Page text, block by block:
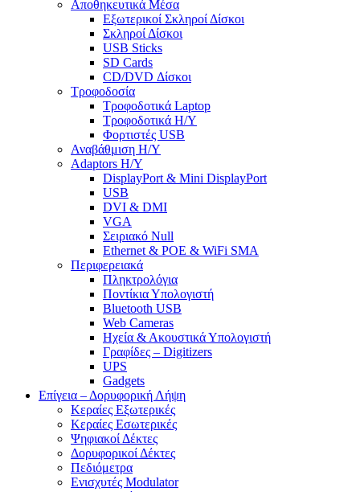
Αποθηκευτικά Μέσα
Εξωτερικοί Σκληροί Δίσκοι
Σκληροί Δίσκοι
USB Sticks
SD Cards
CD/DVD Δίσκοι
Τροφοδοσία
Τροφοδοτικά Laptop
Τροφοδοτικά Η/Υ
Φορτιστές USB
Αναβάθμιση Η/Υ
Adaptors Η/Υ
DisplayPort & Mini DisplayPort
USB
DVI & DMI
VGA
Σειριακό Null
Ethernet & POE & WiFi SMA
Περιφερειακά
Πληκτρολόγια
Ποντίκια Υπολογιστή
Bluetooth USB
Web Cameras
Ηχεία & Ακουστικά Υπολογιστή
Γραφίδες – Digitizers
UPS
Gadgets
Επίγεια – Δορυφορική Λήψη
Κεραίες Εξωτερικές
Κεραίες Εσωτερικές
Ψηφιακοί Δέκτες
Δορυφορικοί Δέκτες
Πεδιόμετρα
Ενισχυτές Modulator